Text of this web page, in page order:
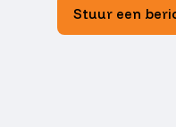
Stuur een